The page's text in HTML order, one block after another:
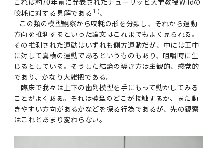
教育等の情報
動物実験等に関する情報
企業等からの資金提供状況の公表
女性活躍推進法による一般事業主行動計画
次世代育成支援対策推進法による一般事業主行
動計画
女性の活躍推進に向けた取り組み
次世代認定マーク「くるみん」を取得しました
（基準適合一般事業主認定）
留学について
系）「Science Tokyo SPRING (医歯学系)」
（旧TMDU卓越大学院生制度）対象学生（秋入
学対象）の募集について
Call for Applications to TMDU-SPRING
Program (formerly the TMDU WISE
Program) for the 2024 Academic Year
令和6年度（2024年度）東京医科歯科大学
「TMDU-SPRING」対象学生の募集について
（※春入学対象）について
歯学部在学生
大学院在学生
附属学校在学生
学生相談支援室
障害を理由とする差別の解消の推進に関する対
応要領
バリアフリーマップ
困りごと対策貸出グッズ
入推奨仕様書
令和６年度（２０２４年度）東京医科歯科大学
「研究者早期育成コース」採用決定通知書授与
式を行いました。
令和５年度（２０２３年度）東京医科歯科大学
「研究者早期育成コース及び研究者養成コー
ス」採用決定通知書授与式を行いました。
令和４年度（２０２２年度）東京医科歯科大学
就職支援ガイド
外国人留学生の就職情報について
就職活動体験談について
OB・OG情報について
内定取り消しについて
修要項（シラバス）
2023年（49.5MB）
2022年（38.1 MB）
2021年（PDF：71.9 MB）
2020年 （PDF：67.8MB）
2019年 （PDF：71.7MB）
セミナー・特別講義トップ
2026年度
2025年度
2023年度
2024年度
設置計画履行状況報告書
2024年（PDF：5.4MB）
2023年（PDF：4.5MB）
2022年（PDF：53.8 MB）
2021年（PDF：4.5 MB）
2020年 （PDF：4.6MB）
ス・AI教育開発事業
大学統合時の教育・学生生活について（受験生
向け）
Regarding education and student life after
the integration（For prospective
students）
大学統合時の教育・学生生活について（在学生
向け）
Regarding education and student life after
統合イノベーション機構
統合イノベーション機構トップ
医療ビッグデータによるトータル・ヘルスケア
イノベーション創出の基盤構築プロジェクト
オープンイノベーションセンター
若手研究者支援センター（統合研究機構）
研究基盤クラスター（統合研究機構）
研究基盤クラスター（統合研究機構）トップ
リサーチコアセンター
先端医歯工学創成クラスター（統合研究機構）
先端医歯工学創成クラスター（統合研究機構）
統合研究機構から他部局へ異動したセンター
統合国際機構
統合情報機構（図書館部門・ITセキュリティ部
門）
統合情報機構（図書館部門・ITセキュリティ部
門）トップ
ITヘルプデスク（学内専用サイト）
学生支援・保健管理機構
学生支援・保健管理機構トップ
環境安全管理室
内専用)
研究大学強化促進事業に関する情報・評価
これは約70年前に発表されたチューリッヒ大学教授Wildの
咬耗に対する見解である １ )。
この類の模型観察から咬耗の形を分類し、それから運動
方向を推測するといった論文はこれまでもよく見られる。
その推測された運動はいずれも側方運動だが、中には正中
に対して真横の運動であるというものもあり、咀嚼時に生
じるとしている。そうした結論の導き方は主観的、感覚的
であり、かなり大雑把である。
臨床で我々は上下の歯列模型を手にもって動かしてみる
ことがよくある。それは模型のどこが接触するか、また動
きやすい方向があるかなどを探る行為であるが、先の観察
はこれとあまり変わらない。